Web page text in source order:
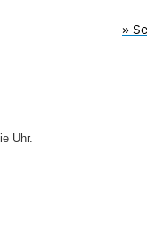
»
Uhr.